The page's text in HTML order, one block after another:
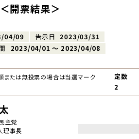
＜開票結果＞
04/09 告示日
2023/03/31
2023/04/01 〜 2023/04/08
または無投票の場合は当選マーク
定数
2
主党
理事長